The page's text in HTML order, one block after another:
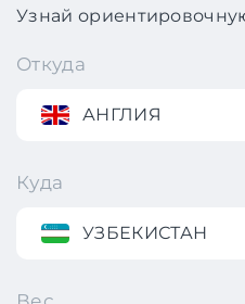
Узнай
Откуда
АНГЛИЯ
Куда
УЗБЕКИСТАН